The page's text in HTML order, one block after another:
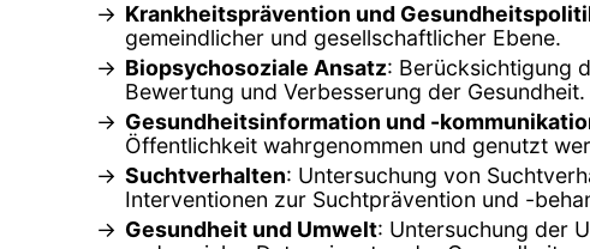
Krankheitsprävention und
gemeindlicher und gesellschaftlicher Ebene.
Biopsychosoziale Ansatz: Berücksichtigung
Bewertung und Verbesserung der Gesundheit.
Gesundheitsinformation und -
Öffentlichkeit wahrgenommen und genutzt
Suchtverhalten: Untersuchung von
Interventionen zur Suchtprävention und -
Gesundheit und Umwelt: Untersuchung der